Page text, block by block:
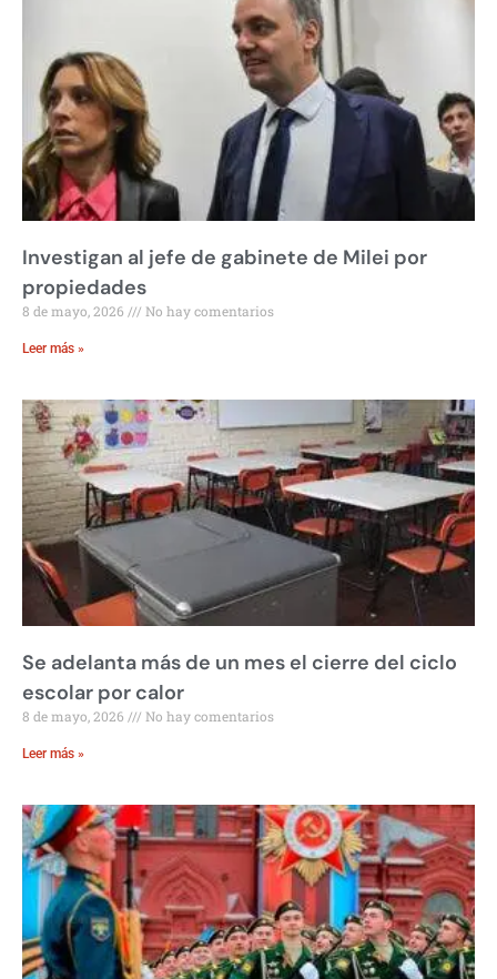
Investigan al jefe de gabinete de Milei por
propiedades
8 de mayo, 2026 No hay comentarios
Leer más »
Se adelanta más de un mes el cierre del ciclo
escolar por calor
8 de mayo, 2026 No hay comentarios
Leer más »